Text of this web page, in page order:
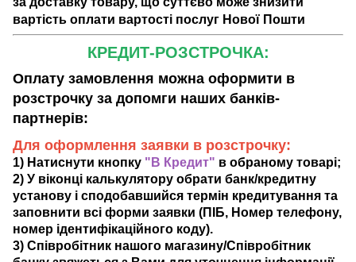
вартість оплати вартості послуг Нової Пошти
КРЕДИТ-РОЗСТРОЧКА:
Оплату замовлення можна оформити в
розстрочку за допомги наших банків-
партнерів:
Для оформлення заявки в розстрочку:
1) Натиснути кнопку "В Кредит" в обраному товарі;
2) У віконці калькулятору обрати банк/кредитну
установу і сподобавшийся термін кредитування та
заповнити всі форми заявки (ПІБ, Номер телефону,
номер ідентифікаційного коду).
3) Співробітник нашого магазину/Співробітник